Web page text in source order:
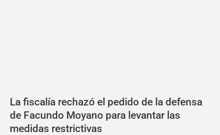
La fiscalía rechazó el pedido de la defensa
de Facundo Moyano para levantar las
medidas restrictivas